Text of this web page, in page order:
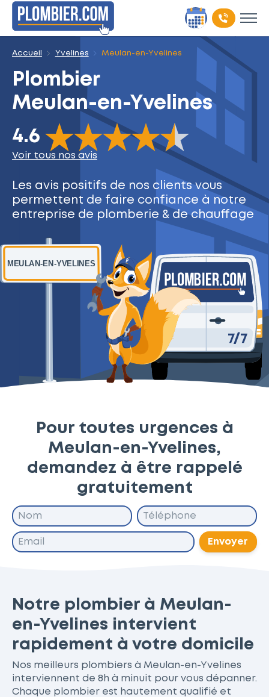
Accueil Yvelines Meulan-en-Yvelines
Plombier
Meulan-en-Yvelines
4.6
The rating of this product is 4.6out of 5
Voir tous nos avis
Les avis positifs de nos clientsvous
permettent de faire confiance à notre
entreprise de plomberie & de chauffage
MEULAN-EN-YVELINES
Pour toutes urgences à
Meulan-en-Yvelines,
demandez à être rappelé
gratuitement
Envoyer
Notre plombier à Meulan-
en-Yvelines intervient
rapidement à votre domicile
Nos meilleurs plombiers à Meulan-en-Yvelines
interviennent de 8h à minuit pour vous dépanner.
Chaque plombier est hautement qualifié et